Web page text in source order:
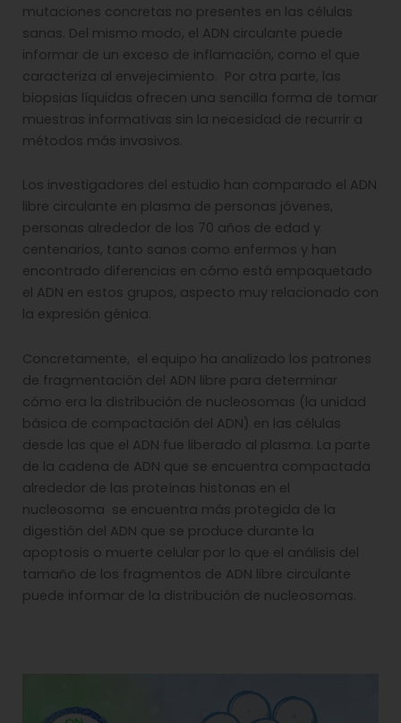
mutaciones concretas no presentes en las células
sanas. Del mismo modo, el ADN circulante puede
informar de un exceso de inflamación, como el que
caracteriza al envejecimiento. Por otra parte, las
biopsias líquidas ofrecen una sencilla forma de tomar
muestras informativas sin la necesidad de recurrir a
métodos más invasivos.
Los investigadores del estudio han comparado el ADN
libre circulante en plasma de personas jóvenes,
personas alrededor de los 70 años de edad y
centenarios, tanto sanos como enfermos y han
encontrado diferencias en cómo está empaquetado
el ADN en estos grupos, aspecto muy relacionado con
la expresión génica.
Concretamente, el equipo ha analizado los patrones
de fragmentación del ADN libre para determinar
cómo era la distribución de nucleosomas (la unidad
básica de compactación del ADN) en las células
desde las que el ADN fue liberado al plasma. La parte
de la cadena de ADN que se encuentra compactada
alrededor de las proteínas histonas en el
nucleosoma se encuentra más protegida de la
digestión del ADN que se produce durante la
apoptosis o muerte celular por lo que el análisis del
tamaño de los fragmentos de ADN libre circulante
puede informar de la distribución de nucleosomas.